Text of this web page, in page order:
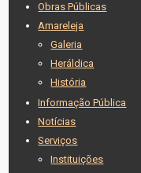
Obras Públicas
Amareleja
Galeria
Heráldica
História
Informação Pública
Notícias
Serviços
Instituições